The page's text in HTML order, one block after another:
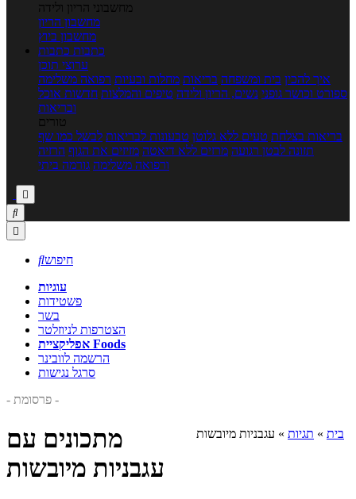
מחשבוני הריון ולידה
מחשבון הריון
מחשבון ביוץ
כתבות כתבות
ערוצי תוכן
איך להכין בית ומשפחה בריאות מחלות ובעיות רפואה משלימה
ספורט וכושר גופני נשים, הריון ולידה טיפים והמלצות חדשות אוכל
ובריאות
טורים
בריאות בצלחת טעים ללא גלוטן טבעונות לבריאות לבשל כמו שף
תזונה לבטן רגועה מרזים ללא דיאטה מזיזים את הגוף הרזיה
ורפואה משלימה גורמה ביתי



חיפוש
עוגיות
פשטידות
בשר
הצטרפות לניוזלטר
אפליקציית Foods
הרשמה לוובינר
סרגל נגישות
- פרסומת -
בית » תגיות » עגבניות מיובשות
מתכונים עם
עגבניות מיובשות